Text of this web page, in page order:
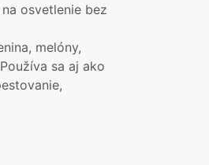
osvetlenie bez
melóny,
sa aj ako